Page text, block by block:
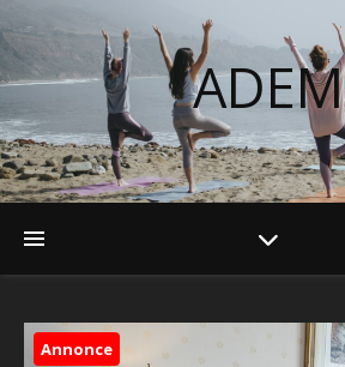
ADEM
Annonce